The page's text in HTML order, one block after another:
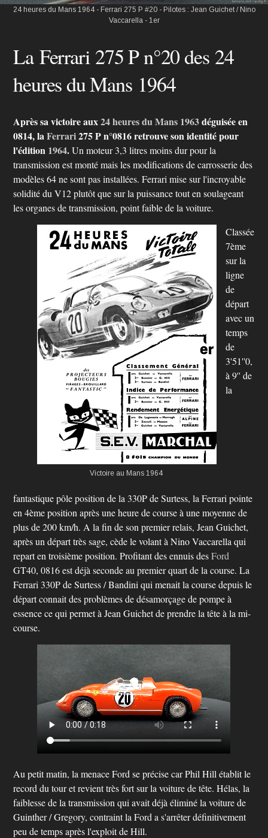
24 heures du Mans 1964 - Ferrari 275 P #20 - Pilotes : Jean Guichet / Nino
Vaccarella - 1er
La Ferrari 275 P n°20 des 24
heures du Mans 1964
Après sa victoire aux24 heures du Mans 1963déguisée en
0814, laFerrari275 P n°0816 retrouve son identité pour
l'édition 1964.Un moteur 3,3 litres moins dur pour la
transmission est monté mais les modifications de carrosserie des
modèles 64 ne sont pas installées. Ferrari mise sur l'incroyable
solidité du V12 plutôt que sur la puissance tout en soulageant
les organes de transmission, point faible de la voiture.
Victoire au Mans 1964
Classée
7ème
sur la
ligne
de
départ
avec un
temps
de
3'51''0,
à 9'' de
la
fantastique pôle position de la 330P de Surtess, la Ferrari pointe
en 4ème position après une heure de course à une moyenne de
plus de 200 km/h. A la fin de son premier relais, Jean Guichet,
après un départ très sage, cède le volant à Nino Vaccarella qui
repart en troisième position. Profitant des ennuis desFord
GT40, 0816 est déjà seconde au premier quart de la course. La
Ferrari 330P de Surtess / Bandini qui menait la course depuis le
départ connait des problèmes de désamorçage de pompe à
essence ce qui permet à Jean Guichet de prendre la tête à la mi-
course.
Au petit matin, la menace Ford se précise car Phil Hill établit le
record du tour et revient très fort sur la voiture de tête. Hélas, la
faiblesse de la transmission qui avait déjà éliminé la voiture de
Guinther / Gregory, contraint la Ford a s'arrêter définitivement
peu de temps après l'exploit de Hill.